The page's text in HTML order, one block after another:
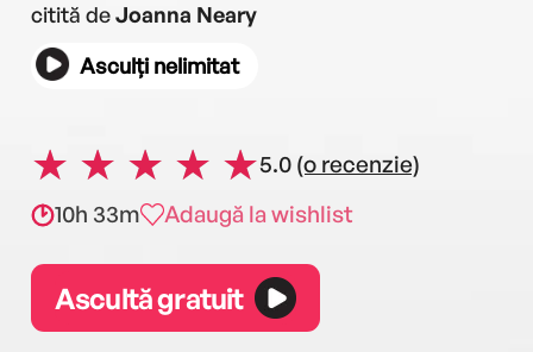
citită deJoanna Neary
Asculți nelimitat
5.0 (o recenzie)
10h 33m
Adaugă la wishlist
Ascultă gratuit